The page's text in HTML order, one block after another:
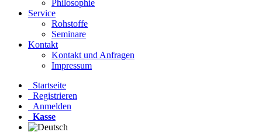
Philosophie
Service
Rohstoffe
Seminare
Kontakt
Kontakt und Anfragen
Impressum
Startseite
Registrieren
Anmelden
Kasse